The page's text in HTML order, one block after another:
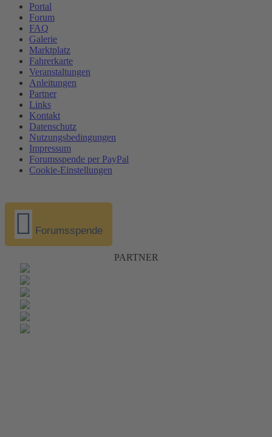
Portal
Forum
FAQ
Galerie
Marktplatz
Fahrerkarte
Veranstaltungen
Anleitungen
Partner
Links
Kontakt
Datenschutz
Nutzungsbedingungen
Impressum
Forumsspende per PayPal
Cookie-Einstellungen
Forumsspende
PARTNER